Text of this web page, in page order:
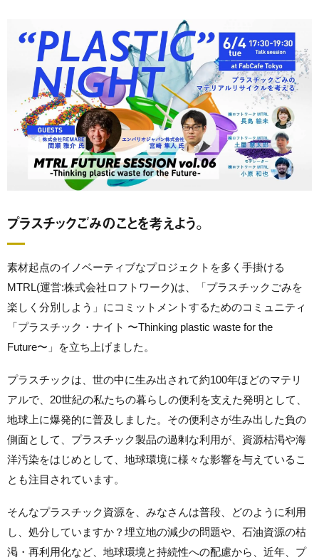
プラスチックごみのことを考えよう。
素材起点のイノベーティブなプロジェクトを多く手掛ける
MTRL(運営:株式会社ロフトワーク)は、「プラスチックごみを
楽しく分別しよう」にコミットメントするためのコミュニティ
「プラスチック・ナイト 〜Thinking plastic waste for the
Future〜」を立ち上げました。
プラスチックは、世の中に生み出されて約100年ほどのマテリ
アルで、20世紀の私たちの暮らしの便利を支えた発明として、
地球上に爆発的に普及しました。その便利さが生み出した負の
側面として、プラスチック製品の過剰な利用が、資源枯渇や海
洋汚染をはじめとして、地球環境に様々な影響を与えているこ
とも注目されています。
そんなプラスチック資源を、みなさんは普段、どのように利用
し、処分していますか？埋立地の減少の問題や、石油資源の枯
渇・再利用化など、地球環境と持続性への配慮から、近年、プ